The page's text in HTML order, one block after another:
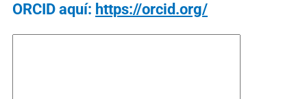
ORCID aquí: https://orcid.org/